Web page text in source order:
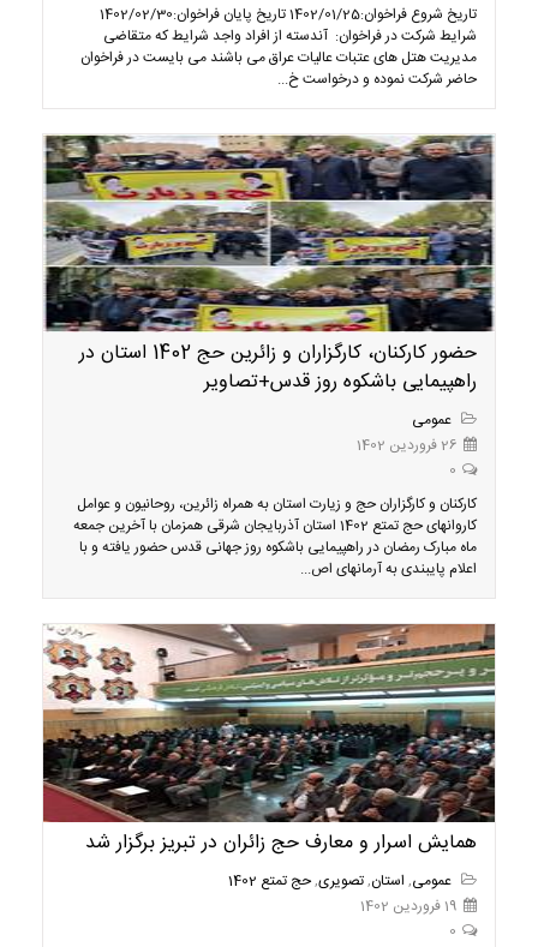
تاریخ شروع فراخوان:1402/01/25 تاریخ پایان فراخوان:1402/02/30
شرایط شرکت در فراخوان: آندسته از افراد واجد شرایط که متقاضی
مدیریت هتل های عتبات عالیات عراق می باشند می بایست در فراخوان
حاضر شرکت نموده و درخواست خ...
حضور کارکنان، کارگزاران و زائرین حج 1402 استان در
راهپیمایی باشکوه روز قدس+تصاویر
عمومی
26 فروردین 1402
0
کارکنان و کارگزاران حج و زیارت استان به همراه زائرین، روحانیون و عوامل
کاروانهای حج تمتع 1402 استان آذربایجان شرقی همزمان با آخرین جمعه
ماه مبارک رمضان در راهپیمایی باشکوه روز جهانی قدس حضور یافته و با
اعلام پایبندی به آرمانهای اص...
همایش اسرار و معارف حج زائران در تبریز برگزار شد
عمومی, استان,تصویری,حج تمتع 1402
19 فروردین 1402
0